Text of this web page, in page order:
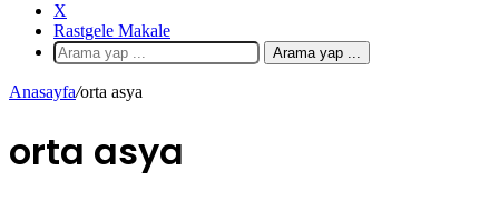
X
Rastgele Makale
Arama yap ...
Anasayfa/orta asya
orta asya